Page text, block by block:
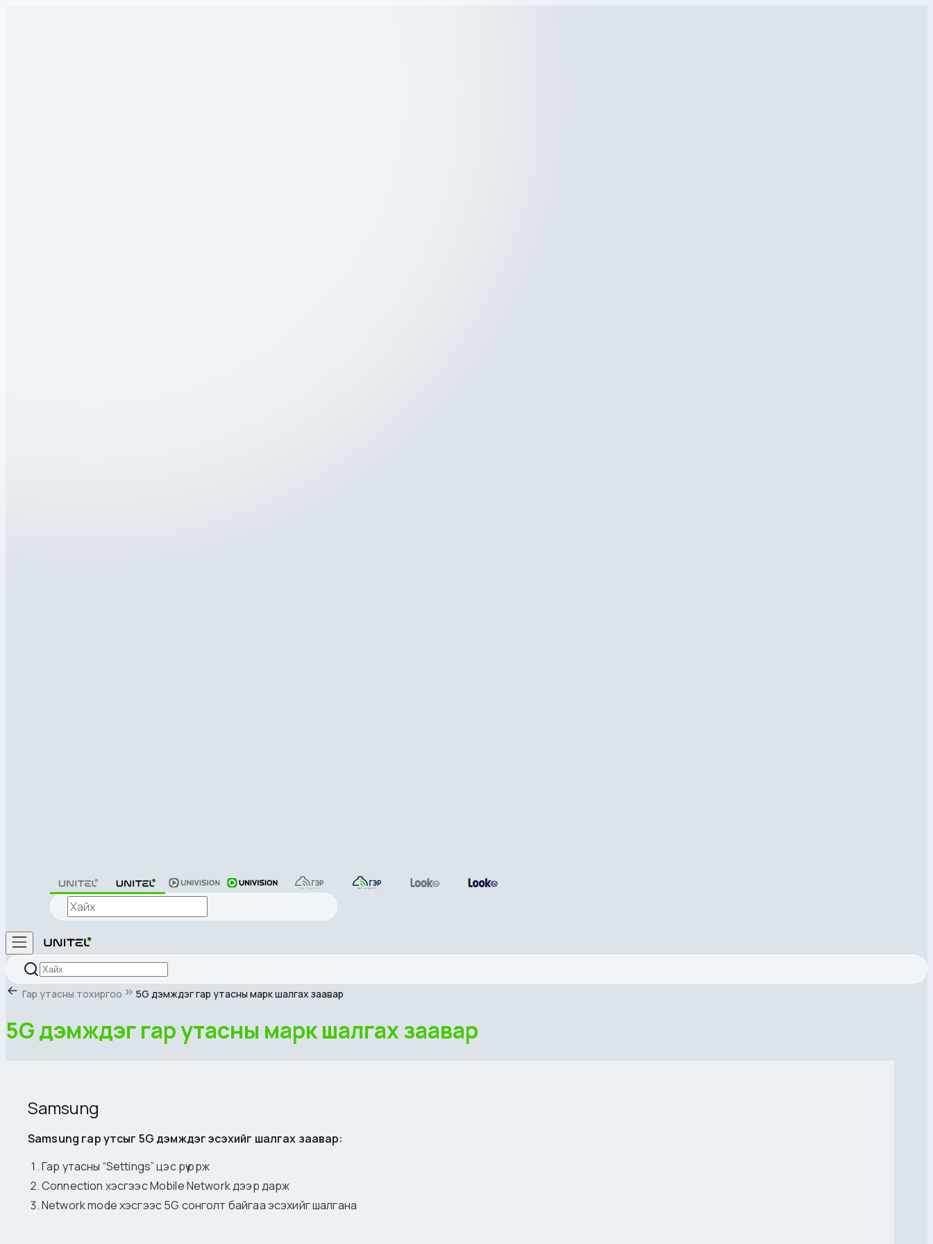
Гар утасны тохиргоо 5G дэмждэг гар утасны марк шалгах заавар
5G дэмждэг гар утасны марк шалгах заавар
Samsung
Samsung гар утсыг 5G дэмждэг эсэхийг шалгах заавар:
Гар утасны “Settings” цэс рүү орж
Connection хэсгээс Mobile Network дээр дарж
Network mode хэсгээс 5G сонголт байгаа эсэхийг шалгана